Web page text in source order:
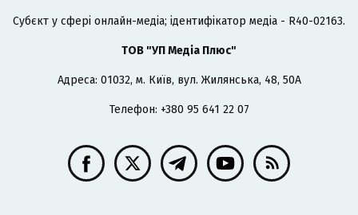
Cубєкт у сфері онлайн-медіа; ідентифікатор медіа - R40-02163.
ТОВ "УП Медіа Плюс"
Адреса: 01032, м. Київ, вул. Жилянська, 48, 50А
Телефон: +380 95 641 22 07